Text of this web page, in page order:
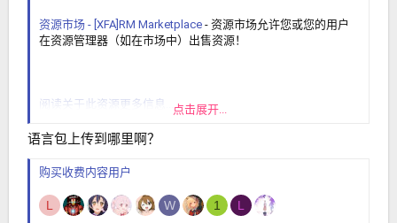
资源市场 - [XFA]RM Marketplace - 资源市场允许您或您的用户
在资源管理器（如在市场中）出售资源！
阅读关于此资源更多信息...
简体中文包：
点击展开...
语言包上传到哪里啊？
购买收费内容用户
L W 1 L